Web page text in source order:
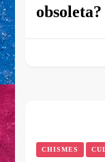
obsoleta?
CHISMES